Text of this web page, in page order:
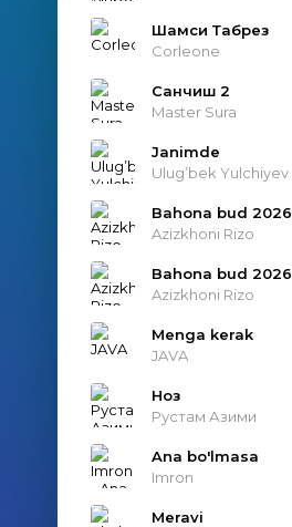
Шамси Табрез
Corleone
Санчиш 2
Master Sura
Janimde
Ulug’bek Yulchiyev
Bahona bud 2026
Azizkhoni Rizo
Bahona bud 2026
Azizkhoni Rizo
Menga kerak
JAVA
Ноз
Рустам Азими
Ana bo'lmasa
Imron
Meravi